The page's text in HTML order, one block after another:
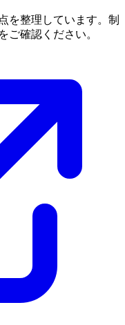
を整理しています。制
ご確認ください。